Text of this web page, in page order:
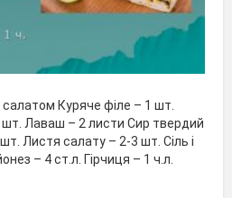
Куряче філе – 1 шт.
Лаваш – 2 листи Сир твердий
Листя салату – 2-3 шт. Сіль і
– 4 ст.л. Гірчиця – 1 ч.л.